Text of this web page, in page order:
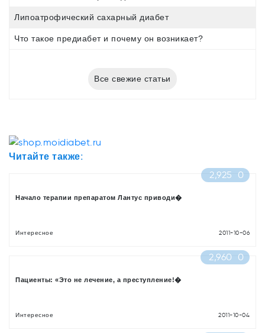
Липоатрофический сахарный диабет
Что такое предиабет и почему он возникает?
Все свежие статьи
Читайте также:
2,925
0
Начало терапии препаратом Лантус приводи�
Интересное 2011-10-06
2,960 0
Пациенты: «Это не лечение, а преступление!�
Интересное 2011-10-04